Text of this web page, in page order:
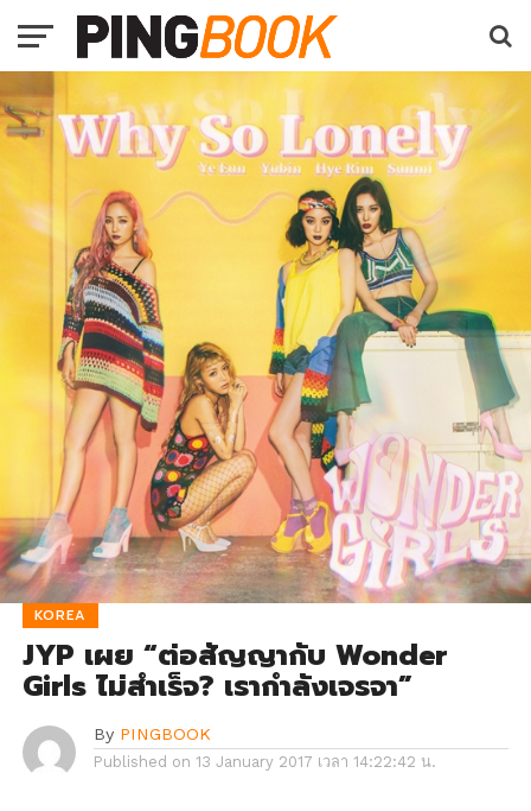
KOREA
JYP เผย “ต่อสัญญากับ Wonder
Girls ไม่สำเร็จ? เรากำลังเจรจา”
By PINGBOOK
Published on 13 January 2017 เวลา 14:22:42 น.